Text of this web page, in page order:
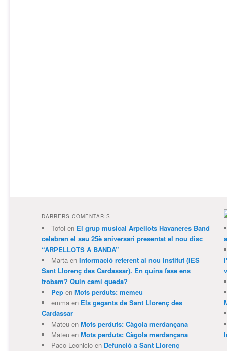
DARRERS COMENTARIS
Tofol en El grup musical Arpellots Havaneres Band
celebren el seu 25è aniversari presentat el nou disc
“ARPELLOTS A BANDA”
Martaen Informació referent al nou Institut (IES
Sant Llorenç des Cardassar). En quina fase ens
trobam? Quin camí queda?
Pepen Mots perduts: memeu
emmaen Els gegants de Sant Llorenç des
Cardassar
Mateuen Mots perduts: Càgola merdançana
Mateuen Mots perduts: Càgola merdançana
Paco Leonicioen Defunció a Sant Llorenç